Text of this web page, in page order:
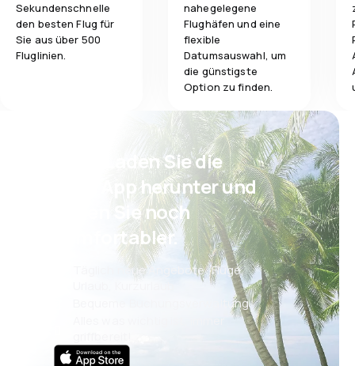
Sekundenschnelle
den besten Flug für
Sie aus über 500
Fluglinien.
nahegelegene
Flughäfen und eine
flexible
Datumsauswahl, um
die günstigste
Option zu finden.
Psst! Laden Sie die
eSky App herunter und
reisen Sie noch
komfortabler.
Täglich neue Angebote: Flüge,
Bequeme Buchungsverwaltung